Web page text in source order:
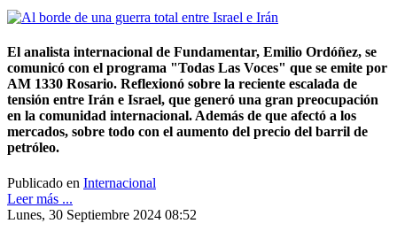
El analista internacional de Fundamentar, Emilio Ordóñez, se
comunicó con el programa "Todas Las Voces" que se emite por
AM 1330 Rosario. Reflexionó sobre la reciente escalada de
tensión entre Irán e Israel, que generó una gran preocupación
en la comunidad internacional. Además de que afectó a los
mercados, sobre todo con el aumento del precio del barril de
petróleo.
Publicado en Internacional
Leer más ...
Lunes, 30 Septiembre 2024 08:52